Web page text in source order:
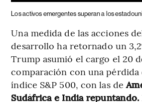
Los activos emergentes superan a los
Una medida de las acciones
desarrollo ha retornado un
Trump asumió el cargo el 20
comparación con una pérdida
índice S&P 500, con las de
Sudáfrica e India repuntando.